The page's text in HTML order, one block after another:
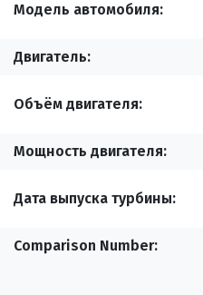
Модель автомобиля
Двигатель
Объём двигателя
Мощность двигателя
Дата выпуска турбины
Comparison Number